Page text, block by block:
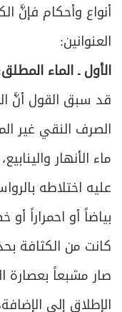
أنواع وأحكام فإنَّ
العنوانين:
الأول ـ الماء
قد سبق القول أنَّ
الصرف النقي غير
ماء الأنهار
عليه اختلاطه
بياضاً أو احمراراً أو
كانت من الكثافة
صار مشبعاً
الإطلاق إلى
113 المبحث
ص
118 المبحث
ص
121 الفصل
124 المبحث
ص
130 المبحث
151 المبحث
ص
157 المبحث
165
المبحث
والمستحاضة